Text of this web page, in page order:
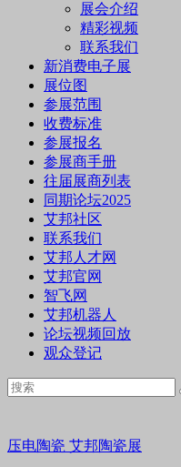
展会介绍
精彩视频
联系我们
新消费电子展
展位图
参展范围
收费标准
参展报名
参展商手册
往届展商列表
同期论坛2025
艾邦社区
联系我们
艾邦人才网
艾邦官网
智飞网
艾邦机器人
论坛视频回放
观众登记
压电陶瓷 艾邦陶瓷展